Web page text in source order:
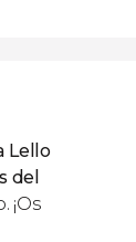
Lello
del
¡Os